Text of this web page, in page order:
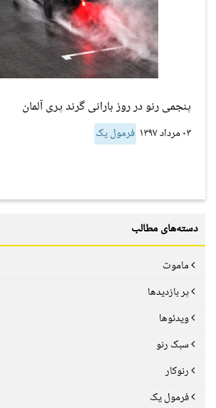
پنجمی رنو در روز بارانی گرند پری آلمان
۰۳ مرداد ۱۳۹۷ فرمول یک
دسته‌های مطالب
ماموت
پر بازدیدها
ویدئوها
سبک رنو
رنوکار
فرمول یک